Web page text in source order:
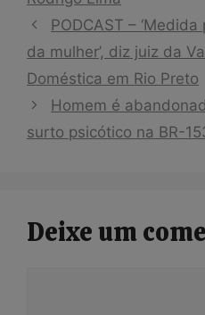
PODCAST –
da mulher’, diz juiz da
Doméstica em Rio Preto
Homem é
surto psicótico na BR-
Deixe um